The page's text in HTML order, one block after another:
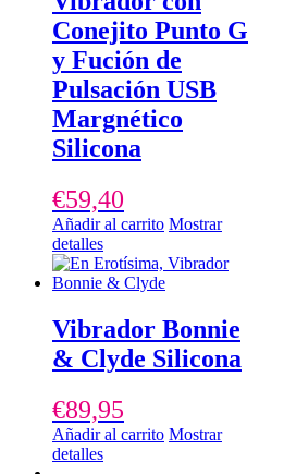
Conejito Punto G
y Fución de
Pulsación USB
Margnético
Silicona
€59,40
Añadir al carrito Mostrar
detalles
Vibrador Bonnie
& Clyde Silicona
€89,95
Añadir al carrito Mostrar
detalles